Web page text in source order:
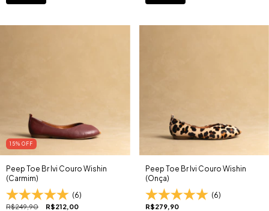
15% OFF
Peep Toe Br Ivi Couro Wishin
(Carmim)
(6)
R$249,90 R$212,00
Peep Toe Br Ivi Couro Wishin
(Onça)
(6)
R$279,90